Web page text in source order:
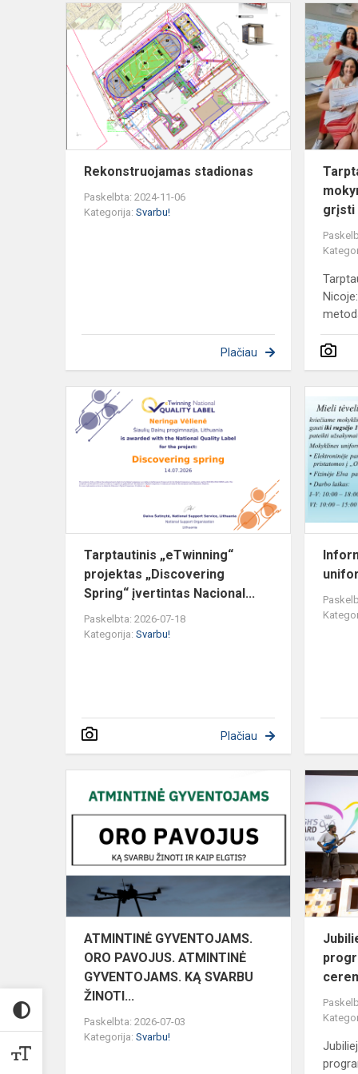
stadionas
Rekonstruojamas stadionas
Paskelbta: 2024-11-06
Kategorija: Svarbu!
Plačiau
grįsti
Tarptautinis
„eTwinning“
projektas
Spring“
įve...
Tarptautinis „eTwinning“
projektas „Discovering
Spring“ įvertintas Nacional...
Paskelbta: 2026-07-18
Kategorija: Svarbu!
Plačiau
ATMINTINĖ
ORO
PAVOJUS.
ATMINTINĖ
ATMINTINĖ GYVENTOJAMS.
ORO PAVOJUS. ATMINTINĖ
GYVENTOJAMS. KĄ SVARBU
ŽINOTI...
Paskelbta: 2026-07-03
Kategorija: Svarbu!